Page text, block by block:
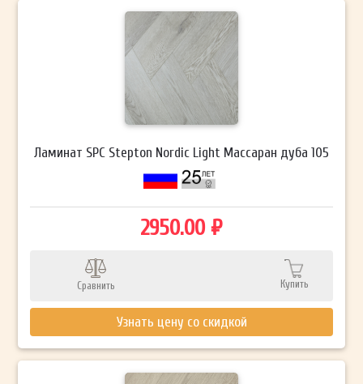
Ламинат SPC Stepton Nordic Light Массаран дуба 105
2950.00 ₽
Сравнить Купить
Узнать цену со скидкой